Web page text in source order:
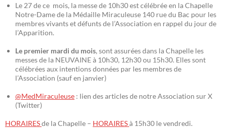
Le 27 de ce mois, la messe de 10h30 est célébrée en la Chapelle
Notre-Dame de la Médaille Miraculeuse 140 rue du Bac pour les
membres vivants et défunts de l’Association en rappel du jour de
l’Apparition.
Le premier mardi du mois, sont assurées dans la Chapelle les
messes de la NEUVAINE à 10h30, 12h30 ou 15h30. Elles sont
célébrées aux intentions données par les membres de
l’Association (sauf en janvier)
@MedMiraculeuse : lien des articles de notre Association sur X
(Twitter)
HORAIRESde la Chapelle – HORAIRESà 15h30 le vendredi.